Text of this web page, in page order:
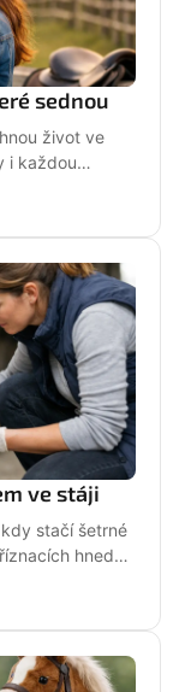
sednou
život ve
i každou
ve stáji
stačí šetrné
hned